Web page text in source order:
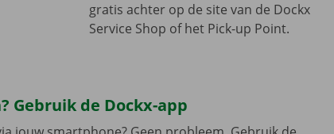
gratis achter op de site van de Dockx
Service Shop of het Pick-up Point.
Gebruik de Dockx-app